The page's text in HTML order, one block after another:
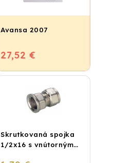
Avansa 2007
27,52 €
Skrutkovaná spojka
1/2x16 s vnútorným